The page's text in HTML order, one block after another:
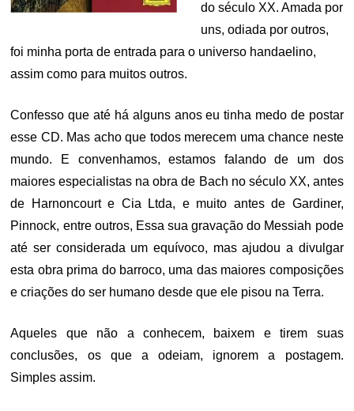
do século XX. Amada por
uns, odiada por outros,
foi minha porta de entrada para o universo handaelino,
assim como para muitos outros.
Confesso que até há alguns anos eu tinha medo de postar
esse CD. Mas acho que todos merecem uma chance neste
mundo. E convenhamos, estamos falando de um dos
maiores especialistas na obra de Bach no século XX, antes
de Harnoncourt e Cia Ltda, e muito antes de Gardiner,
Pinnock, entre outros, Essa sua gravação do Messiah pode
até ser considerada um equívoco, mas ajudou a divulgar
esta obra prima do barroco, uma das maiores composições
e criações do ser humano desde que ele pisou na Terra.
Aqueles que não a conhecem, baixem e tirem suas
conclusões, os que a odeiam, ignorem a postagem.
Simples assim.